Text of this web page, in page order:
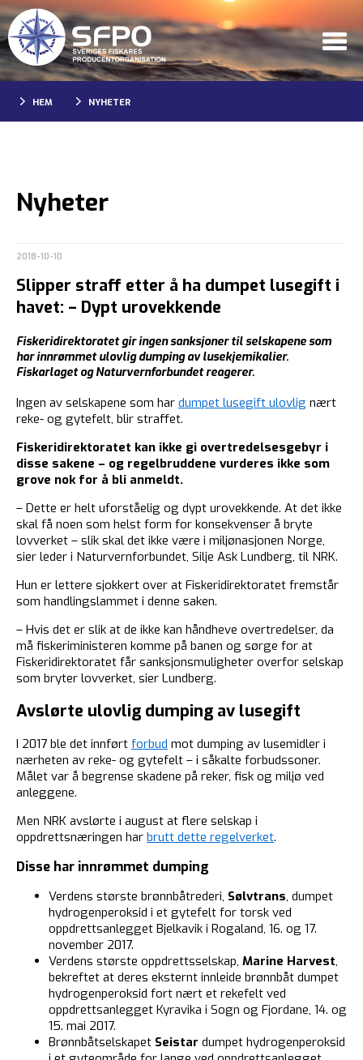
HEM NYHETER
Nyheter
2018-10-10
Slipper straff etter å ha dumpet lusegift i
havet: – Dypt urovekkende
Fiskeridirektoratet gir ingen sanksjoner til selskapene som
har innrømmet ulovlig dumping av lusekjemikalier.
Fiskarlaget og Naturvernforbundet reagerer.
Ingen av selskapene som har dumpet lusegift ulovlig nært
reke- og gytefelt, blir straffet.
Fiskeridirektoratet kan ikke gi overtredelsesgebyr i
disse sakene – og regelbruddene vurderes ikke som
grove nok for å bli anmeldt.
– Dette er helt uforståelig og dypt urovekkende. At det ikke
skal få noen som helst form for konsekvenser å bryte
lovverket – slik skal det ikke være i miljønasjonen Norge,
sier leder i Naturvernforbundet, Silje Ask Lundberg, til NRK.
Hun er lettere sjokkert over at Fiskeridirektoratet fremstår
som handlingslammet i denne saken.
– Hvis det er slik at de ikke kan håndheve overtredelser, da
må fiskeriministeren komme på banen og sørge for at
Fiskeridirektoratet får sanksjonsmuligheter overfor selskap
som bryter lovverket, sier Lundberg.
Avslørte ulovlig dumping av lusegift
I 2017 ble det innført forbud mot dumping av lusemidler i
nærheten av reke- og gytefelt – i såkalte forbudssoner.
Målet var å begrense skadene på reker, fisk og miljø ved
anleggene.
Men NRK avslørte i august at flere selskap i
oppdrettsnæringen har brutt dette regelverket.
Disse har innrømmet dumping
Verdens største brønnbåtrederi, Sølvtrans, dumpet
hydrogenperoksid i et gytefelt for torsk ved
oppdrettsanlegget Bjelkavik i Rogaland, 16. og 17.
november 2017.
Verdens største oppdrettsselskap, Marine Harvest,
bekreftet at deres eksternt innleide brønnbåt dumpet
hydrogenperoksid fort nært et rekefelt ved
oppdrettsanlegget Kyravika i Sogn og Fjordane, 14. og
15. mai 2017.
Brønnbåtselskapet Seistar dumpet hydrogenperoksid